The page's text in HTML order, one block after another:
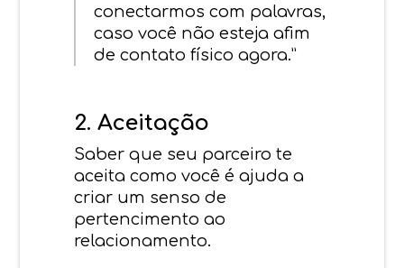
conectarmos com palavras,
caso você não esteja afim
de contato físico agora.”
2. Aceitação
Saber que seu parceiro te
aceita como você é ajuda a
criar um senso de
pertencimento ao
relacionamento.